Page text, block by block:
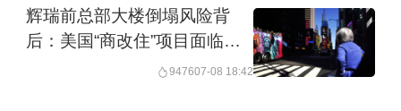
内尤其是美国市场崛起的新机会。
辉瑞前总部大楼倒塌风险背
后：美国“商改住”项目面临安
947607-08 18:42